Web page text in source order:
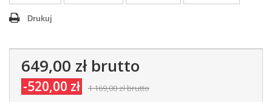
Drukuj
649,00 złbrutto
-520,00 zł 1 169,00 złbrutto